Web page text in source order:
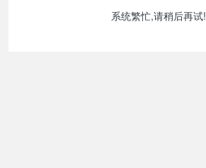
系统繁忙,请稍后再试!